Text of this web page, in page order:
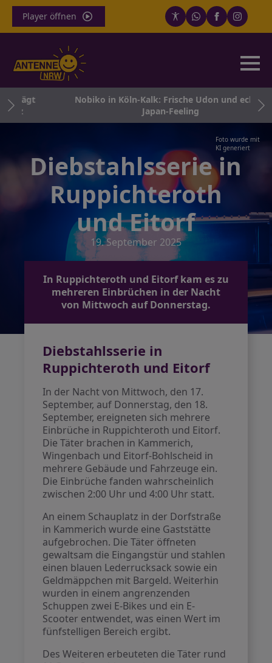
Player öffnen
Nobiko in Köln-Kalk: Frische Udon und echtes
Japan-Feeling
Foto wurde mit
KI generiert
Diebstahlsserie in
Ruppichteroth
und Eitorf
19. September 2025
In Ruppichteroth und Eitorf kam es zu
mehreren Einbrüchen in der Nacht
von Mittwoch auf Donnerstag.
Diebstahlsserie in
Ruppichteroth und Eitorf
In der Nacht von Mittwoch, den 17.
September, auf Donnerstag, den 18.
September, ereigneten sich mehrere
Einbrüche in Ruppichteroth und Eitorf.
Die Täter brachen in Kammerich,
Wingenbach und Eitorf-Bohlscheid in
mehrere Gebäude und Fahrzeuge ein.
Die Einbrüche fanden wahrscheinlich
zwischen 2:00 Uhr und 4:00 Uhr statt.
An einem Schauplatz in der Dorfstraße
in Kammerich wurde eine Gaststätte
aufgebrochen. Die Täter öffneten
gewaltsam die Eingangstür und stahlen
einen blauen Lederrucksack sowie ein
Geldmäppchen mit Bargeld. Weiterhin
wurden in einem angrenzenden
Schuppen zwei E-Bikes und ein E-
Scooter entwendet, was einen Wert im
fünfstelligen Bereich ergibt.
Des Weiteren erbeuteten die Täter rund